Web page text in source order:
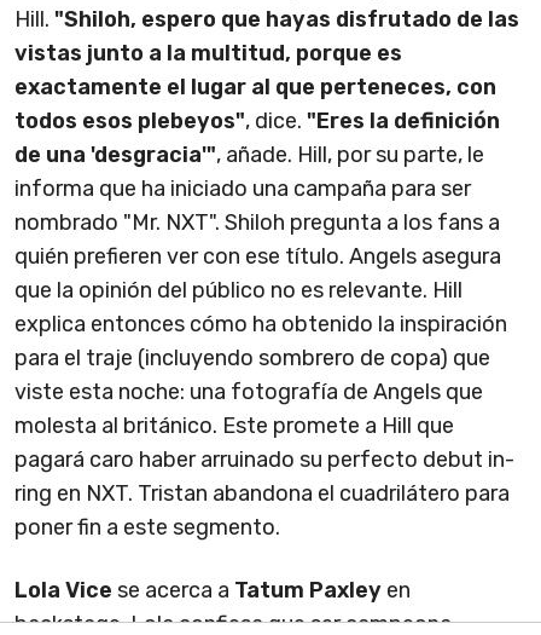
Hill. "Shiloh, espero que hayas disfrutado de las
vistas junto a la multitud, porque es
exactamente el lugar al que perteneces, con
todos esos plebeyos", dice. "Eres la definición
de una 'desgracia'", añade. Hill, por su parte, le
informa que ha iniciado una campaña para ser
nombrado "Mr. NXT". Shiloh pregunta a los fans a
quién prefieren ver con ese título. Angels asegura
que la opinión del público no es relevante. Hill
explica entonces cómo ha obtenido la inspiración
para el traje (incluyendo sombrero de copa) que
viste esta noche: una fotografía de Angels que
molesta al británico. Este promete a Hill que
pagará caro haber arruinado su perfecto debut in-
ring en NXT. Tristan abandona el cuadrilátero para
poner fin a este segmento.
Lola Vice se acerca a Tatum Paxley en
backstage. Lola confiesa que ser campeona